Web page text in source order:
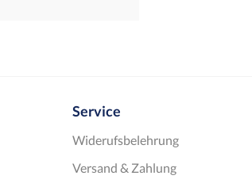
Service
Widerufsbelehrung
Versand & Zahlung